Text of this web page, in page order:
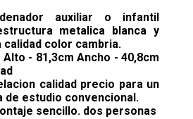
auxiliar o infantil
metalica blanca y
calidad color cambria.
Alto - 81,3cm Ancho - 40,8cm
calidad precio para un
de estudio convencional.
sencillo. dos personas